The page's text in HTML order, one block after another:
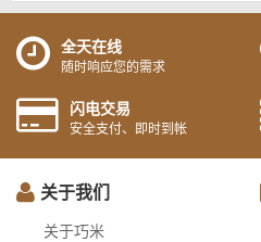
全天在线
随时响应您的需求
闪电交易
安全支付、即时到帐
关于我们
关于巧米